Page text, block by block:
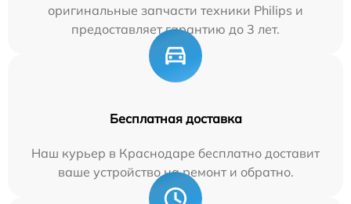
оригинальные запчасти техники Philips и
предоставляет гарантию до 3 лет.
Бесплатная доставка
Наш курьер в Краснодаре бесплатно доставит
ваше устройство на ремонт и обратно.